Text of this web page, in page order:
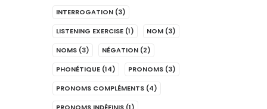
INTERROGATION (3)
LISTENING EXERCISE (1) NOM (3)
NOMS (3) NÉGATION (2)
PHONÉTIQUE (14) PRONOMS (3)
PRONOMS COMPLÉMENTS (4)
PRONOMS INDÉFINIS (1)